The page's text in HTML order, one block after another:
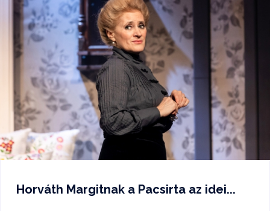
Horváth Margitnak a Pacsirta az idei...